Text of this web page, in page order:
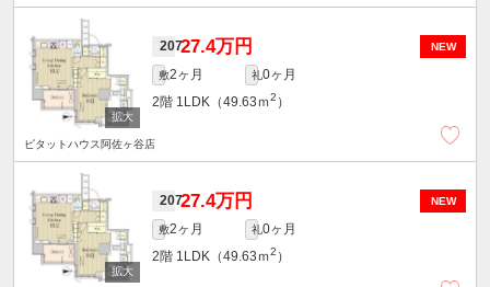
NEW
20727.4万円
敷2ヶ月 礼0ヶ月
2階 1LDK（49.63ｍ2 ）
ピタットハウス阿佐ヶ谷店
NEW
20727.4万円
敷2ヶ月 礼0ヶ月
2階 1LDK（49.63ｍ2 ）